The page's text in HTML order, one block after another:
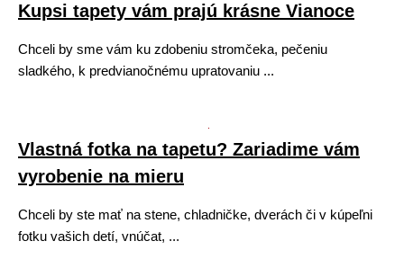
Kupsi tapety vám prajú krásne Vianoce
Chceli by sme vám ku zdobeniu stromčeka, pečeniu
sladkého, k predvianočnému upratovaniu ...
Vlastná fotka na tapetu? Zariadime vám
vyrobenie na mieru
Chceli by ste mať na stene, chladničke, dverách či v kúpeľni
fotku vašich detí, vnúčat, ...